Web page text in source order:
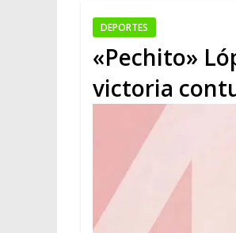
DEPORTES
«Pechito»
victoria